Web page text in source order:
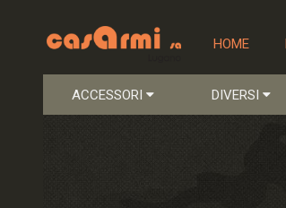
HOME
ACCESSORI DIVERSI